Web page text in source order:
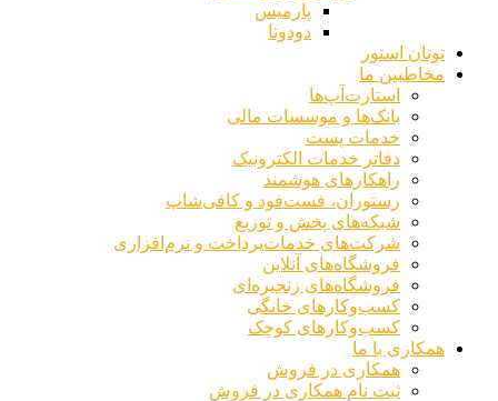
پارمیس
دودوتا
توتان استور
مخاطبین ما
استارت‌آپ‌ها
بانک‌ها و موسسات مالی
خدمات پست
دفاتر خدمات الکترونیک
راهکارهای هوشمند
رستوران، فست‌فود و کافی‌شاپ
شبکه‌های پخش و توزیع
شرکت‌های خدمات‌پرداخت و نرم‌افزاری
فروشگاه‌های آنلاین
فروشگاه‌های زنجیره‌ای
کسب‌وکارهای خانگی
کسب‌وکارهای کوچک
همکاری با ما
همکاری در فروش
ثبت نام همکاری در فروش